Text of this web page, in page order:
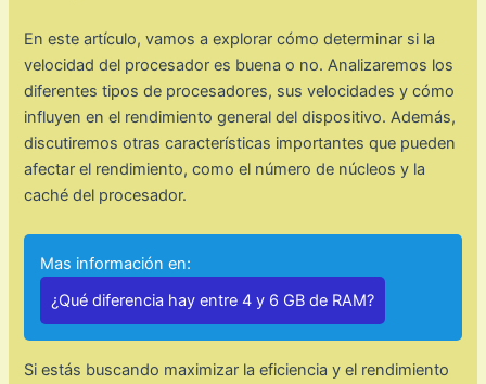
En este artículo, vamos a explorar cómo determinar si la
velocidad del procesador es buena o no. Analizaremos los
diferentes tipos de procesadores, sus velocidades y cómo
influyen en el rendimiento general del dispositivo. Además,
discutiremos otras características importantes que pueden
afectar el rendimiento, como el número de núcleos y la
caché del procesador.
Mas información en:
¿Qué diferencia hay entre 4 y 6 GB de RAM?
Si estás buscando maximizar la eficiencia y el rendimiento